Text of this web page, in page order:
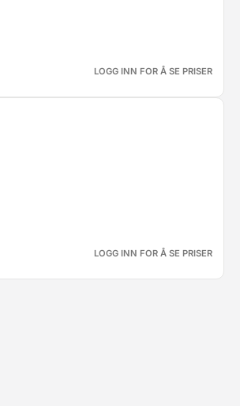
LOGG INN FOR Å SE PRISER
LOGG INN FOR Å SE PRISER